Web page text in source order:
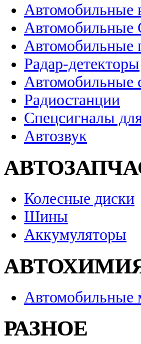
Автомобильные
Автомобильные
Автомобильные
Радар-детекторы
Автомобильные
Радиостанции
Спецсигналы
Автозвук
Колесные диски
Шины
Аккумуляторы
Автомобильные
РАЗНОЕ